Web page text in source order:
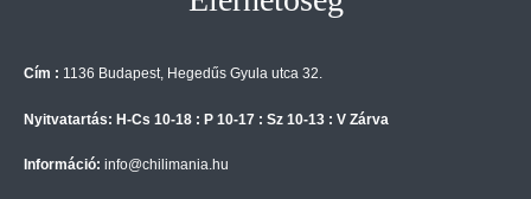
Cím : 1136 Budapest, Hegedűs Gyula utca 32.
Nyitvatartás: H-Cs 10-18 : P 10-17 : Sz 10-13 : V Zárva
Információ: info@chilimania.hu